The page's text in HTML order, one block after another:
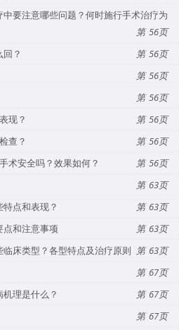
中要注意哪些问题？何时施行手术治疗为
56
回？
56
56
56
现？
56
查？
56
术安全吗？效果如何？
56
63
特点和表现？
63
点和注意事项
63
临床类型？各型特点及治疗原则
63
67
机理是什么？
67
67